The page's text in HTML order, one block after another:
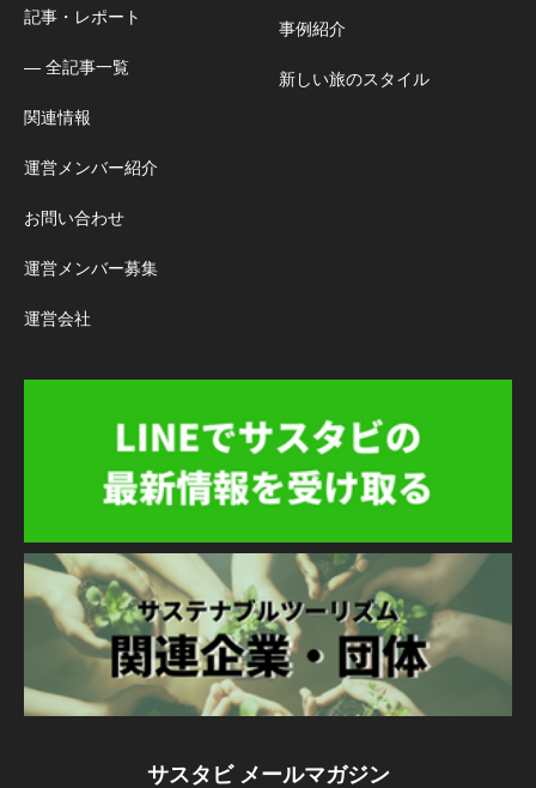
記事・レポート
― 全記事一覧
関連情報
運営メンバー紹介
お問い合わせ
運営メンバー募集
運営会社
事例紹介
新しい旅のスタイル
サスタビ メールマガジン